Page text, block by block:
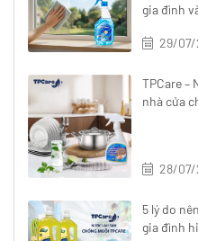
gia đình
29/
TPCare –
nhà cửa
28/
5 lý do
gia đình